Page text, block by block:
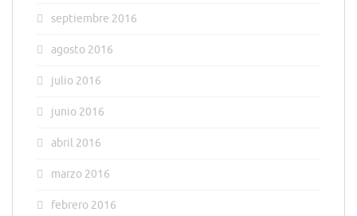
septiembre 2016
agosto 2016
julio 2016
junio 2016
abril 2016
marzo 2016
febrero 2016